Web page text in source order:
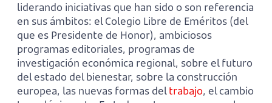
liderando iniciativas que han sido o son referencia
en sus ámbitos: el Colegio Libre de Eméritos (del
que es Presidente de Honor), ambiciosos
programas editoriales, programas de
investigación económica regional, sobre el futuro
del estado del bienestar, sobre la construcción
europea, las nuevas formas deltrabajo, el cambio